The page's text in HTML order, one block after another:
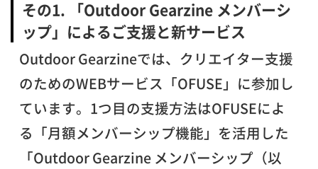
その1. 「Outdoor Gearzine メンバーシ
ップ」によるご支援と新サービス
Outdoor Gearzineでは、クリエイター支援
のためのWEBサービス「OFUSE」に参加し
ています。1つ目の支援方法はOFUSEによ
る「月額メンバーシップ機能」を活用した
「Outdoor Gearzine メンバーシップ（以